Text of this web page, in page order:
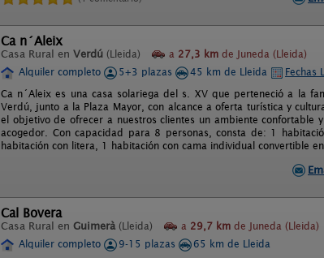
Ca n´Aleix
Casa Rural en Verdú (Lleida) a 27,3 km de Juneda (Lleida)
Alquiler completo
5+3 plazas 45 km de Lleida
Fechas
Ca n´Aleix es una casa solariega del s. XV que perteneció a la
Verdú, junto a la Plaza Mayor, con alcance a oferta turística y
el objetivo de ofrecer a nuestros clientes un ambiente confortable
acogedor. Con capacidad para 8 personas, consta de: 1
habitación con litera, 1 habitación con cama individual convertible
Cal Bovera
Casa Rural en Guimerà (Lleida) a 29,7 km de Juneda (Lleida)
Alquiler completo
9-15 plazas
65 km de Lleida